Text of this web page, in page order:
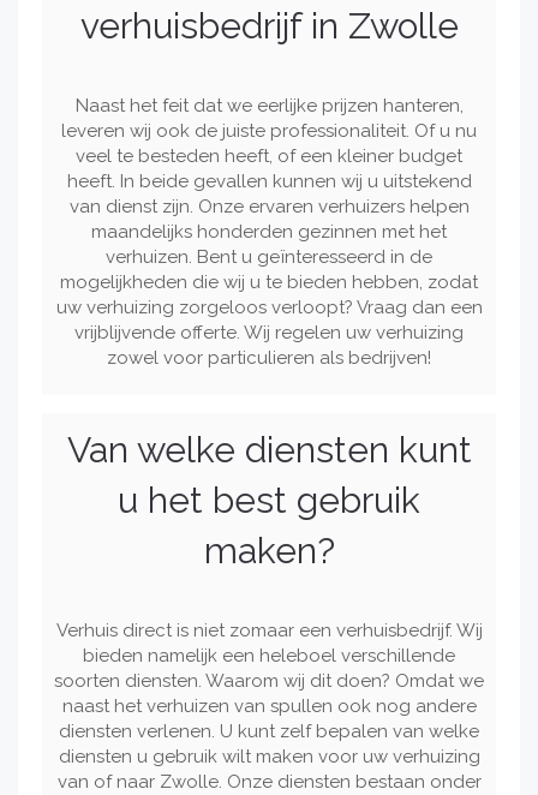
verhuisbedrijf in Zwolle
Naast het feit dat we eerlijke prijzen hanteren,
leveren wij ook de juiste professionaliteit. Of u nu
veel te besteden heeft, of een kleiner budget
heeft. In beide gevallen kunnen wij u uitstekend
van dienst zijn. Onze ervaren verhuizers helpen
maandelijks honderden gezinnen met het
verhuizen. Bent u geïnteresseerd in de
mogelijkheden die wij u te bieden hebben, zodat
uw verhuizing zorgeloos verloopt? Vraag dan een
vrijblijvende offerte. Wij regelen uw verhuizing
zowel voor particulieren als bedrijven!
Van welke diensten kunt
u het best gebruik
maken?
Verhuis direct is niet zomaar een verhuisbedrijf. Wij
bieden namelijk een heleboel verschillende
soorten diensten. Waarom wij dit doen? Omdat we
naast het verhuizen van spullen ook nog andere
diensten verlenen. U kunt zelf bepalen van welke
diensten u gebruik wilt maken voor uw verhuizing
van of naar Zwolle. Onze diensten bestaan onder